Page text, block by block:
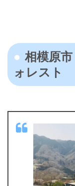
相模原
ォレスト